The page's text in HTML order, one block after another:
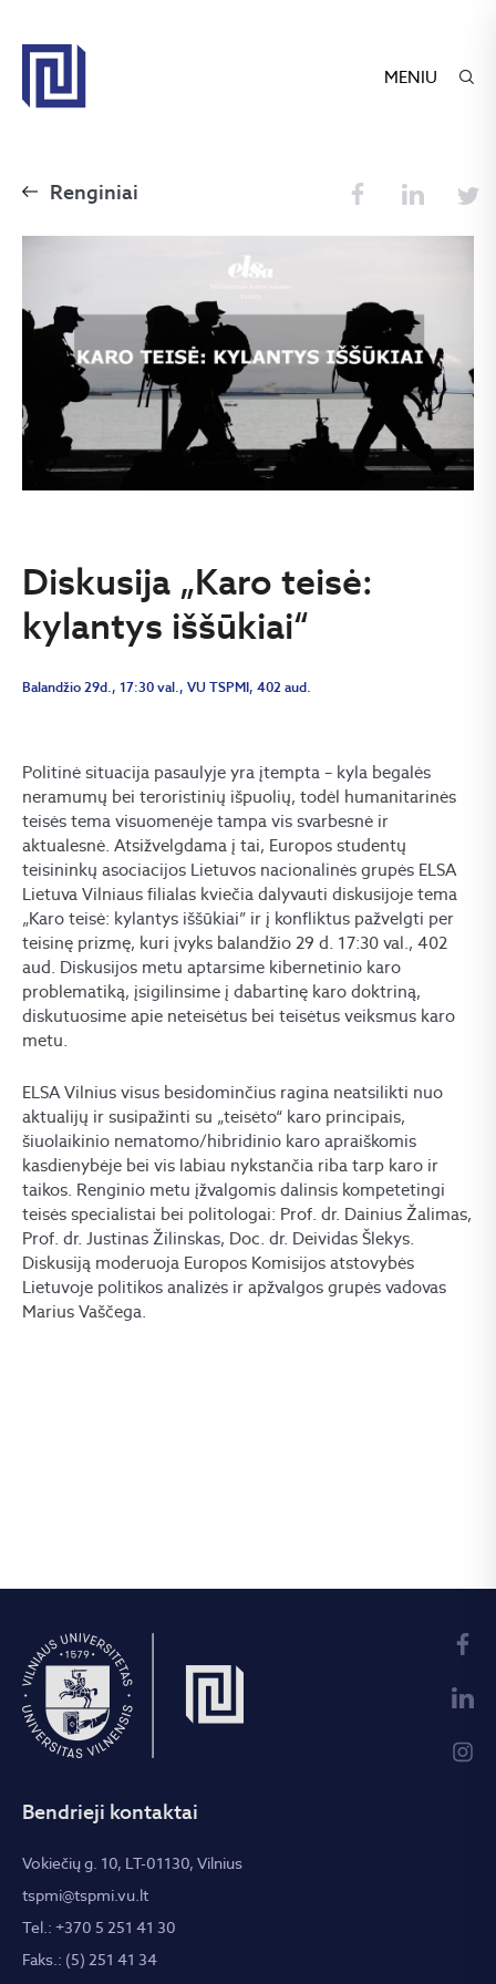
MENIU
Renginiai
Diskusija „Karo teisė:
kylantys iššūkiai“
Balandžio 29d., 17:30 val., VU TSPMI, 402 aud.
Politinė situacija pasaulyje yra įtempta – kyla begalės
neramumų bei teroristinių išpuolių, todėl humanitarinės
teisės tema visuomenėje tampa vis svarbesnė ir
aktualesnė. Atsižvelgdama į tai, Europos studentų
teisininkų asociacijos Lietuvos nacionalinės grupės ELSA
Lietuva Vilniaus filialas kviečia dalyvauti diskusijoje tema
„Karo teisė: kylantys iššūkiai” ir į konfliktus pažvelgti per
teisinę prizmę, kuri įvyks balandžio 29 d. 17:30 val., 402
aud. Diskusijos metu aptarsime kibernetinio karo
problematiką, įsigilinsime į dabartinę karo doktriną,
diskutuosime apie neteisėtus bei teisėtus veiksmus karo
metu.
ELSA Vilnius visus besidominčius ragina neatsilikti nuo
aktualijų ir susipažinti su „teisėto“ karo principais,
šiuolaikinio nematomo/hibridinio karo apraiškomis
kasdienybėje bei vis labiau nykstančia riba tarp karo ir
taikos. Renginio metu įžvalgomis dalinsis kompetetingi
teisės specialistai bei politologai: Prof. dr. Dainius Žalimas,
Prof. dr. Justinas Žilinskas, Doc. dr. Deividas Šlekys.
Diskusiją moderuoja Europos Komisijos atstovybės
Lietuvoje politikos analizės ir apžvalgos grupės vadovas
Marius Vaščega.
Bendrieji kontaktai
Vokiečių g. 10, LT-01130, Vilnius
tspmi@tspmi.vu.lt
Tel.: +370 5 251 41 30
Faks.: (5) 251 41 34